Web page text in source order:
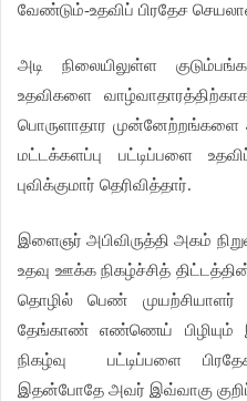
வேண்டும்-உதவிப் பிரதேச
அடி நிலையிலுள்ள
உதவிகளை
பொருளாதார
மட்டக்களப்பு பட்டிப்பளை
புவிக்குமார் தெரிவித்தார்.
இளைஞர் அபிவிருத்தி அகம்
உதவு ஊக்க நிகழ்ச்சித்
தொழில் பெண் முயற்சியாளர்
தேங்காண் எண்ணெய் பிழியும்
நிகழ்வு பட்டிப்பளை
இதன்போதே அவர் இவ்வாகு